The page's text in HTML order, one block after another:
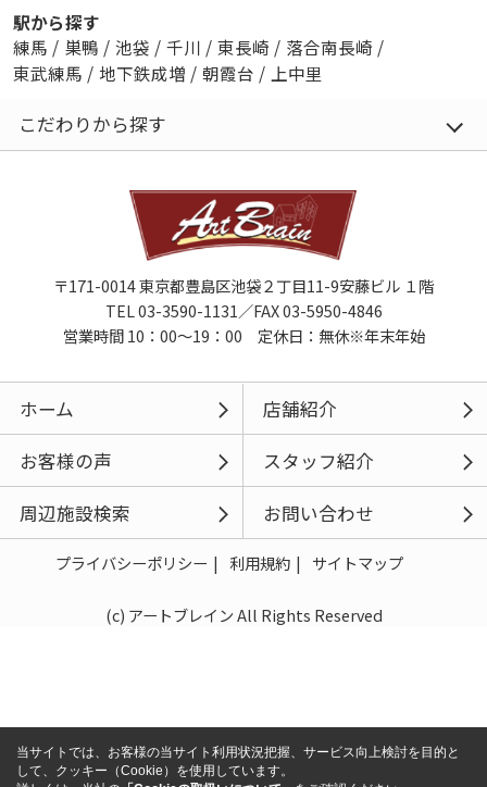
駅から探す
練馬 / 巣鴨 / 池袋 / 千川 / 東長崎 / 落合南長崎 /
東武練馬 / 地下鉄成増 / 朝霞台 / 上中里
こだわりから探す
〒171-0014 東京都豊島区池袋２丁目11-9安藤ビル １階
TEL 03-3590-1131／FAX 03-5950-4846
営業時間 10：00～19：00 定休日：無休※年末年始
ホーム
店舗紹介
お客様の声
スタッフ紹介
周辺施設検索
お問い合わせ
プライバシーポリシー 利用規約 サイトマップ
(c) アートブレイン All Rights Reserved
当サイトでは、お客様の当サイト利用状況把握、サービス向上検討を目的と
して、クッキー（Cookie）を使用しています。